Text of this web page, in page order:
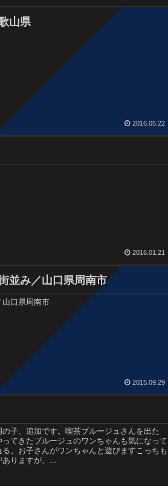
山県
2016.05.22
2016.01.21
並み／山口県周南市
山口県周南市
2015.09.29
子、追加です。喫茶ブルージュさんを出た
てきたブルージュのワンちゃんも気になって
。お子さんがワンちゃんと遊びますこっちも
りますが、...